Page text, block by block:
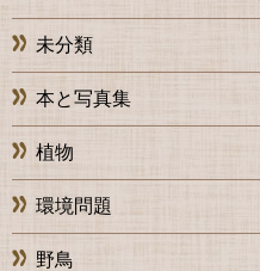
未分類
本と写真集
植物
環境問題
野鳥